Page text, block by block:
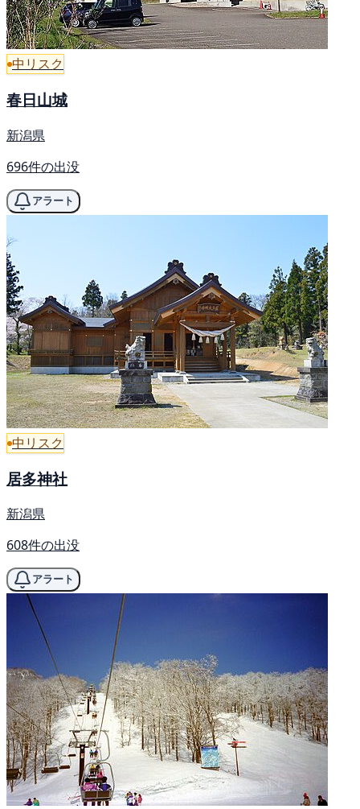
中リスク
春日山城
新潟県
696件の出没
アラート
中リスク
居多神社
新潟県
608件の出没
アラート